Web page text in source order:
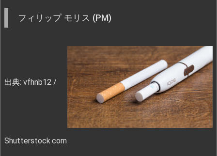
フィリップ モリス (PM)
出典: vfhnb12 /
Shutterstock.com